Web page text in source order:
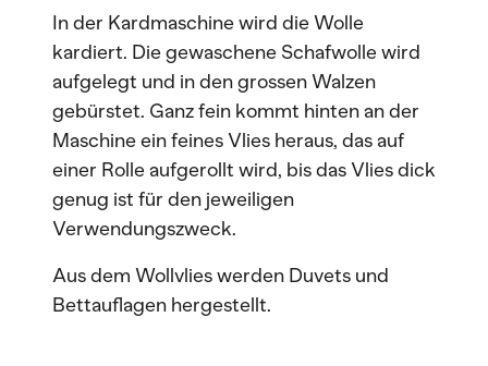
In der Kardmaschine wird die Wolle
kardiert. Die gewaschene Schafwolle wird
aufgelegt und in den grossen Walzen
gebürstet. Ganz fein kommt hinten an der
Maschine ein feines Vlies heraus, das auf
einer Rolle aufgerollt wird, bis das Vlies dick
genug ist für den jeweiligen
Verwendungszweck.
Aus dem Wollvlies werden Duvets und
Bettauflagen hergestellt.